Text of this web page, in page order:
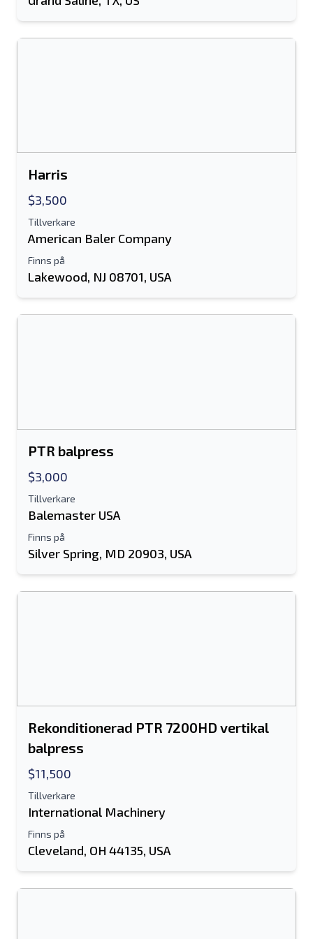
Harris
$3,500
Tillverkare
American Baler Company
Finns på
Lakewood, NJ 08701, USA
PTR balpress
$3,000
Tillverkare
Balemaster USA
Finns på
Silver Spring, MD 20903, USA
Rekonditionerad PTR 7200HD vertikal
balpress
$11,500
Tillverkare
International Machinery
Finns på
Cleveland, OH 44135, USA